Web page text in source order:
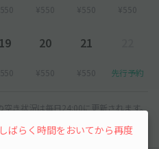
¥550 ¥550 ¥550
19 20
¥550
21
¥550 先行予約
空き状況は毎日24:00に更新されます。
ばらく時間をおいてから再度